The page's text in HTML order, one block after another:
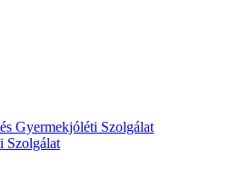
Gyermekjóléti Szolgálat
Szolgálat